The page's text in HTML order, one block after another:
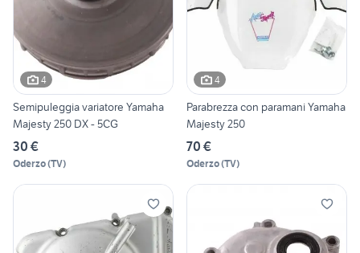
4
Semipuleggia variatore Yamaha
Majesty 250 DX - 5CG
30 €
Oderzo(TV)
4
Parabrezza con paramani Yamaha
Majesty 250
70 €
Oderzo(TV)